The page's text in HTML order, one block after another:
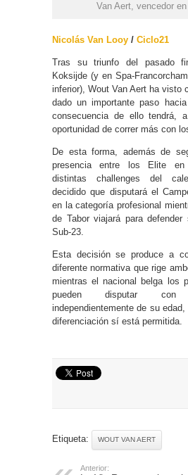
Van Aert, vencedor
Nicolás Van Looy / Ciclo21
Tras su triunfo del pasado
Koksijde (y en Spa-
inferior), Wout Van Aert ha visto
dado un importante paso
consecuencia de ello tendrá,
oportunidad de correr más con
De esta forma, además de
presencia entre los Elite
distintas challenges del
decidido que disputará el
en la categoría profesional
de Tabor viajará para
Sub-23.
Esta decisión se produce a
diferente normativa que rige
mientras el nacional belga los
pueden disputar
independientemente de su
diferenciación sí está permitida.
Etiqueta: WOUT VAN AERT
Anterior: